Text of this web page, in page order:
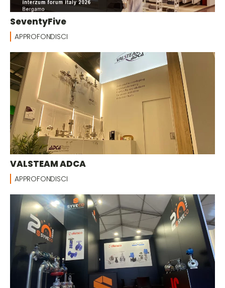
SeventyFive
APPROFONDISCI
VALSTEAM ADCA
APPROFONDISCI